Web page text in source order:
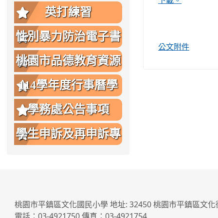
公文附件
英打練習
性別暴力防治電子書
桃園市品德教育資源
網
114學年度行事曆學
生版
學務處公告事項
學生申訴及再申訴專
桃園市平鎮區文化國民小學 地址: 32450 桃園市平鎮區文